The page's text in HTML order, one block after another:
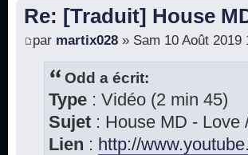
Re: [Traduit] House
par martix028 » Sam 10 Août 2019
Odd a écrit:
Type : Vidéo (2 min 45)
Sujet : House MD - Love
Lien : http://